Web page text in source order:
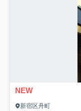
NEW
新宿区舟町